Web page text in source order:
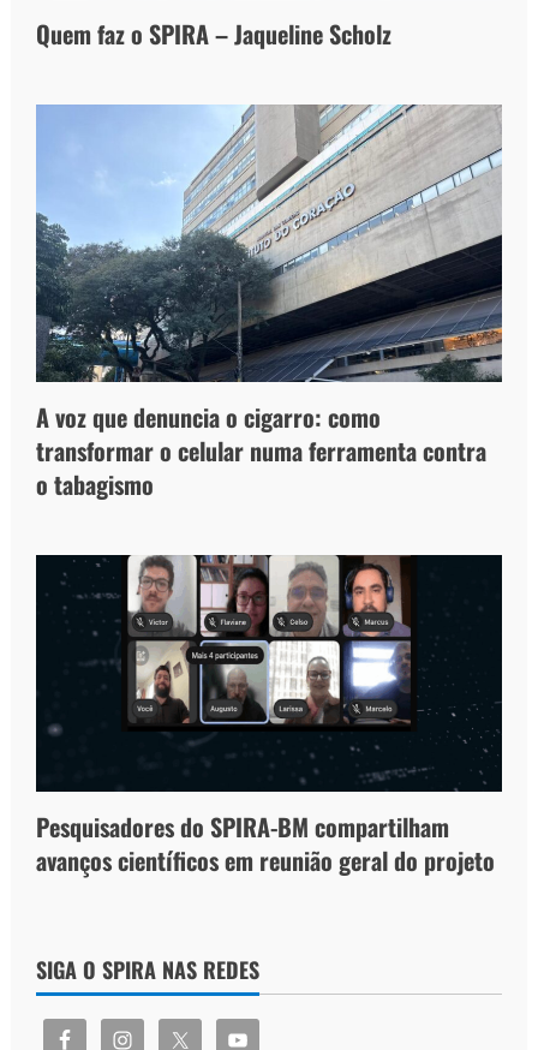
Quem faz o SPIRA – Jaqueline Scholz
A voz que denuncia o cigarro: como
transformar o celular numa ferramenta contra
o tabagismo
Pesquisadores do SPIRA-BM compartilham
avanços científicos em reunião geral do projeto
SIGA O SPIRA NAS REDES